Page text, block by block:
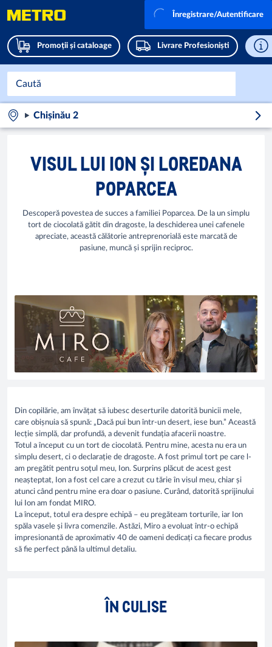
Promoții și cataloage Livrare Profesioniști
Înregistrare/Autentificare
Chișinău 2
VISUL LUI ION ȘI LOREDANA
POPARCEA
Descoperă povestea de succes a familiei Poparcea. De la un simplu
tort de ciocolată gătit din dragoste, la deschiderea unei cafenele
apreciate, această călătorie antreprenorială este marcată de
pasiune, muncă și sprijin reciproc.
Din copilărie, am învățat să iubesc deserturile datorită bunicii mele,
care obișnuia să spună: „Dacă pui bun într-un desert, iese bun.” Această
lecție simplă, dar profundă, a devenit fundația afacerii noastre.
Totul a început cu un tort de ciocolată. Pentru mine, acesta nu era un
simplu desert, ci o declarație de dragoste. A fost primul tort pe care l-
am pregătit pentru soțul meu, Ion. Surprins plăcut de acest gest
neașteptat, Ion a fost cel care a crezut cu tărie în visul meu, chiar și
atunci când pentru mine era doar o pasiune. Curând, datorită sprijinului
lui Ion am fondat MIRO.
La început, totul era despre echipă – eu pregăteam torturile, iar Ion
spăla vasele și livra comenzile. Astăzi, Miro a evoluat într-o echipă
impresionantă de aproximativ 40 de oameni dedicați ca fiecare produs
să fie perfect până la ultimul detaliu.
ÎN CULISE